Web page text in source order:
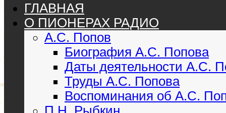
ГЛАВНАЯ
О ПИОНЕРАХ РАДИО
А.С. Попов
Биография А.С. Попова
Даты деятельности А.С.
Труды А.С. Попова
Воспоминания об А.С.